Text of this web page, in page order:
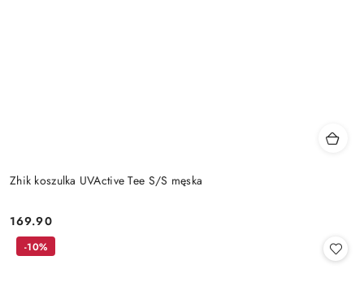
Zhik koszulka UVActive Tee S/S męska
Cena:
169.90
-10%